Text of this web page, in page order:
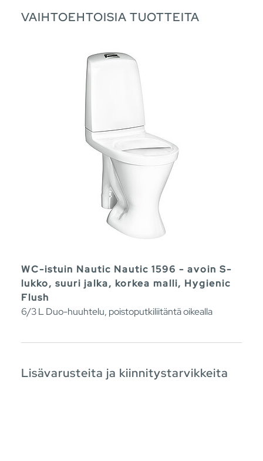
VAIHTOEHTOISIA TUOTTEITA
WC-istuin Nautic Nautic 1596 - avoin S-
lukko, suuri jalka, korkea malli, Hygienic
Flush
6/3 L Duo-huuhtelu, poistoputkiliitäntä oikealla
Lisävarusteita ja kiinnitystarvikkeita